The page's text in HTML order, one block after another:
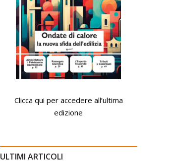
Clicca qui per accedere all’ultima
edizione
ULTIMI ARTICOLI